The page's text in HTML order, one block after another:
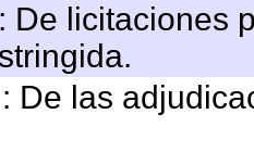
De licitaciones
De las